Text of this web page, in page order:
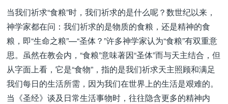
当我们祈求“食粮”时，我们祈求的是什么呢？数世纪以来，
神学家都在问：我们祈求的是物质的食粮，还是精神的食
粮，即“生命之粮”—“圣体？”许多神学家认为“食粮”有双重意
思。虽然在教会内，“食粮”意味著因“圣体”而与天主结合，但
从字面上看，它是“食物”，指的是我们祈求天主照顾和满足
我们每日的生活所需，因为我们在世界上的生活是艰难的。
当《圣经》谈及日常生活事物时，往往隐含更多的精神内